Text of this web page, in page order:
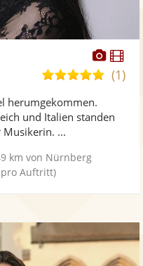
5,0(1)
herumgekommen.
und Italien standen
Musikerin. ...
km von Nürnberg
pro Auftritt)